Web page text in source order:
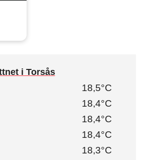
i Torsås
18,5°C
18,4°C
18,4°C
18,4°C
18,3°C